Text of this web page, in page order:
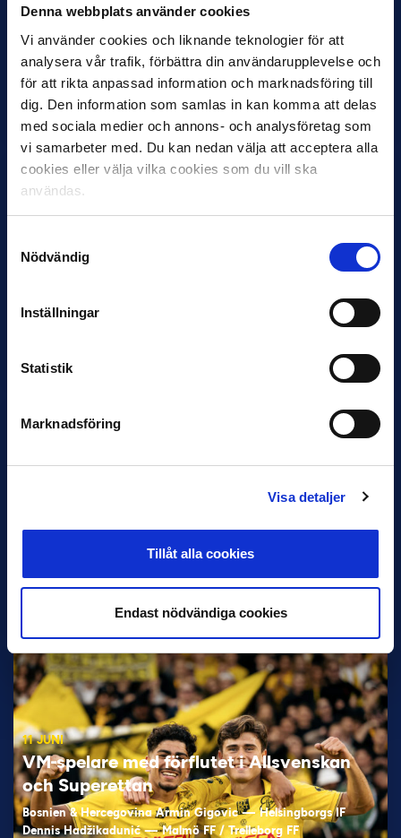
Denna webbplats använder cookies
Vi använder cookies och liknande teknologier för att
analysera vår trafik, förbättra din användarupplevelse och
för att rikta anpassad information och marknadsföring till
dig. Den information som samlas in kan komma att delas
med sociala medier och annons- och analysföretag som
vi samarbeter med. Du kan nedan välja att acceptera alla
cookies eller välja vilka cookies som du vill ska
användas.
Nödvändig
Inställningar
Statistik
Marknadsföring
Visa detaljer
Tillåt alla cookies
Endast nödvändiga cookies
Joachim Björklund tar över IFK Göteborg
Under måndagseftermiddagen meddelade IFK Göteborg att
Stefan Billborns uppdrag som huvudtränare i herrlaget har
avslutats.…
30 JUNI
Favorit i repris för Sirius i maj
11 JUNI
VM-spelare med förflutet i Allsvenskan
och Superettan
Bosnien & Hercegovina Armin Gigovic — Helsingborgs IF
Dennis Hadžikadunić — Malmö FF / Trelleborg FF